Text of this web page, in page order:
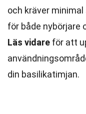
och kräver
för både nybörjare
Läs vidare för att
din basilikatimjan.